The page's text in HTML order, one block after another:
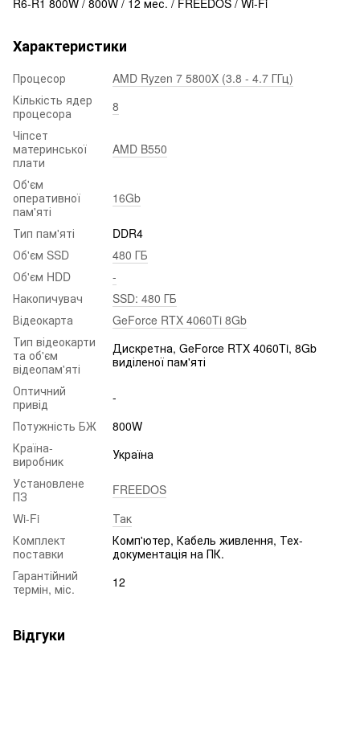
Характеристики
Процесор
AMD Ryzen 7 5800X (3.8 - 4.7 ГГц)
Кількість ядер
процесора
8
Чіпсет
материнської
плати
AMD B550
Об'єм
оперативної
пам'яті
16Gb
Тип пам'яті
DDR4
Об'єм SSD
480 ГБ
Об'єм HDD
-
Накопичувач
SSD: 480 ГБ
Відеокарта
GeForce RTX 4060Ti 8Gb
Тип відеокарти
та об'єм
відеопам'яті
Дискретна, GeForce RTX 4060Ti, 8Gb
виділеної пам'яті
Оптичний
привід
-
Потужність БЖ
800W
Країна-
виробник
Україна
Установлене
ПЗ
FREEDOS
Wi-Fi
Так
Комплект
поставки
Комп'ютер, Кабель живлення, Тех-
документація на ПК.
Гарантійний
термін, міс.
12
Відгуки